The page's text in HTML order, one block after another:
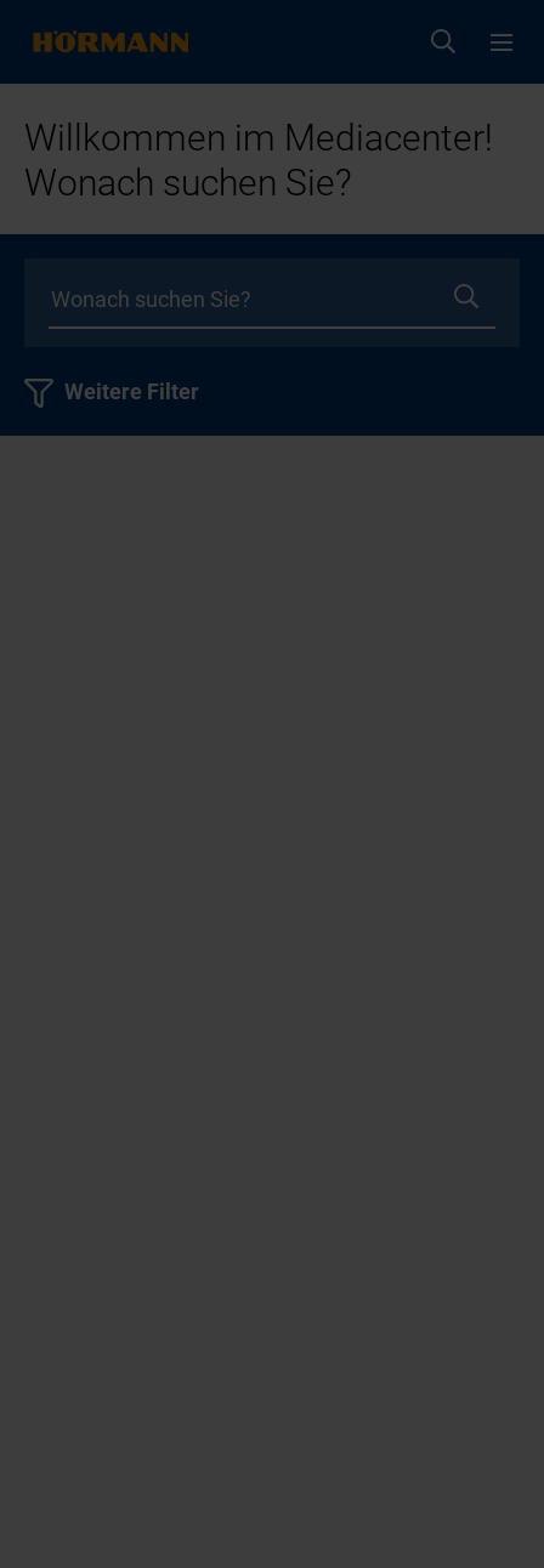
Willkommen im Mediacenter!
Wonach suchen Sie?
Weitere Filter